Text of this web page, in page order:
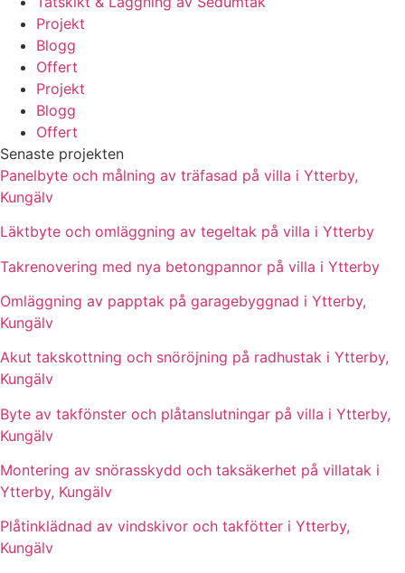
Projekt
Blogg
Offert
Projekt
Blogg
Offert
Senaste projekten
Panelbyte och målning av träfasad på villa i Ytterby,
Kungälv
Läktbyte och omläggning av tegeltak på villa i Ytterby
Takrenovering med nya betongpannor på villa i Ytterby
Omläggning av papptak på garagebyggnad i Ytterby,
Kungälv
Akut takskottning och snöröjning på radhustak i Ytterby,
Kungälv
Byte av takfönster och plåtanslutningar på villa i Ytterby,
Kungälv
Montering av snörasskydd och taksäkerhet på villatak i
Ytterby, Kungälv
Plåtinklädnad av vindskivor och takfötter i Ytterby,
Kungälv